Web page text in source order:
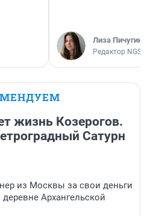
Лиза Пичугина
Редактор
жизнь Козерогов.
Сатурн
из Москвы за свои деньги
Архангельской